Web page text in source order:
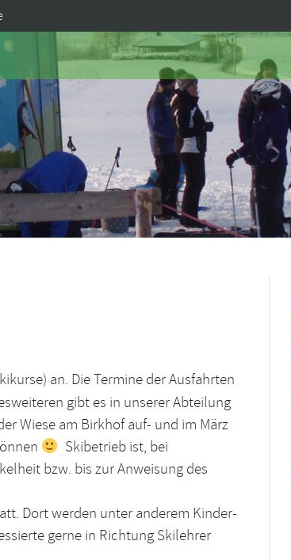
an. Die Termine der Ausfahrten
gibt es in unserer Abteilung
Wiese am Birkhof auf- und im März
Skibetrieb ist, bei
bzw. bis zur Anweisung des
Dort werden unter anderem Kinder-
gerne in Richtung Skilehrer